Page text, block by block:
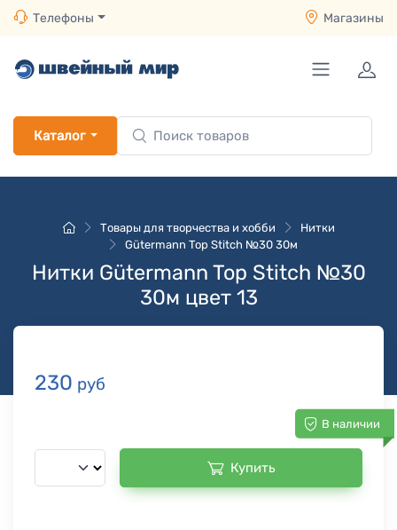
Телефоны Магазины
Каталог
Товары для творчества и хобби
Нитки
Gütermann Top Stitch №30 30м
Нитки Gütermann Top Stitch №30
30м цвет 13
230 руб
В наличии
Купить